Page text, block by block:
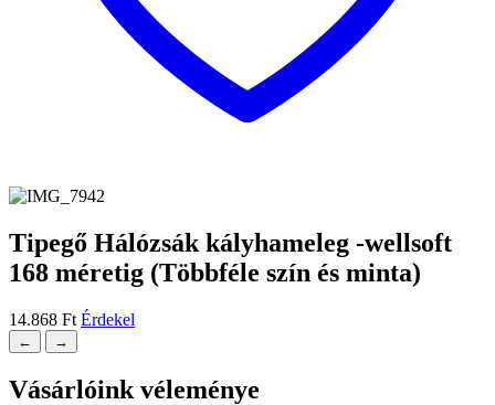
Tipegő Hálózsák kályhameleg -wellsoft
168 méretig (Többféle szín és minta)
14.868 Ft Érdekel
← →
Vásárlóink véleménye